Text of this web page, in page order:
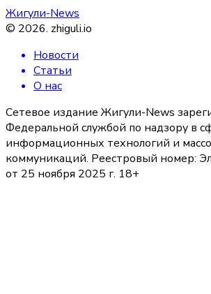
Жигули-News
© 2026. zhiguli.io
Новости
Статьи
О нас
Сетевое издание Жигули-News
Федеральной службой по надзору в
информационных технологий и
коммуникаций. Реестровый номер:
от 25 ноября 2025 г. 18+